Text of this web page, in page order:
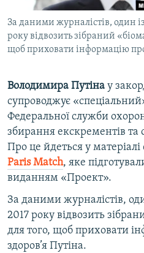
ІНФОГРАФІКА
ДОЛУЧАЙСЯ!
За даними журналістів, один
року відвозить зібраний
щоб приховати інформацію про
Володимира Путіна у
супроводжує
Федеральної служби
збирання екскрементів та
Про це йдеться у
Paris Match, яке
виданням «Проект».
За даними журналістів,
2017 року відвозить
для того, щоб приховати
здоров’я Путіна.